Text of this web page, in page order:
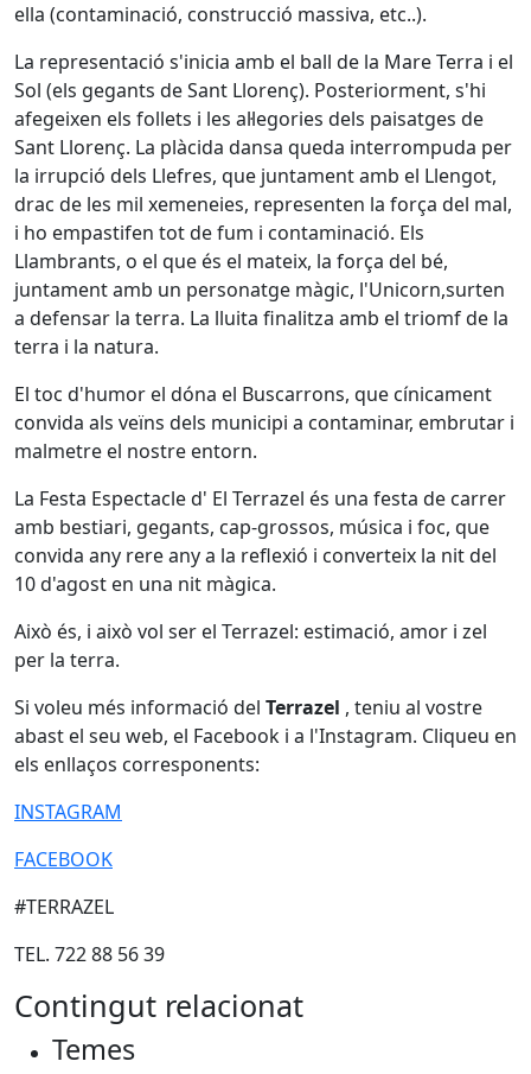
ella (contaminació, construcció massiva, etc..).
La representació s'inicia amb el ball de la Mare Terra i el
Sol (els gegants de Sant Llorenç). Posteriorment, s'hi
afegeixen els follets i les al·legories dels paisatges de
Sant Llorenç. La plàcida dansa queda interrompuda per
la irrupció dels Llefres, que juntament amb el Llengot,
drac de les mil xemeneies, representen la força del mal,
i ho empastifen tot de fum i contaminació. Els
Llambrants, o el que és el mateix, la força del bé,
juntament amb un personatge màgic, l'Unicorn,surten
a defensar la terra. La lluita finalitza amb el triomf de la
terra i la natura.
El toc d'humor el dóna el Buscarrons, que cínicament
convida als veïns dels municipi a contaminar, embrutar i
malmetre el nostre entorn.
La Festa Espectacle d' El Terrazel és una festa de carrer
amb bestiari, gegants, cap-grossos, música i foc, que
convida any rere any a la reflexió i converteix la nit del
10 d'agost en una nit màgica.
Això és, i això vol ser el Terrazel: estimació, amor i zel
per la terra.
Si voleu més informació del Terrazel , teniu al vostre
abast el seu web, el Facebook i a l'Instagram. Cliqueu en
els enllaços corresponents:
INSTAGRAM
FACEBOOK
#TERRAZEL
TEL. 722 88 56 39
Contingut relacionat
Temes